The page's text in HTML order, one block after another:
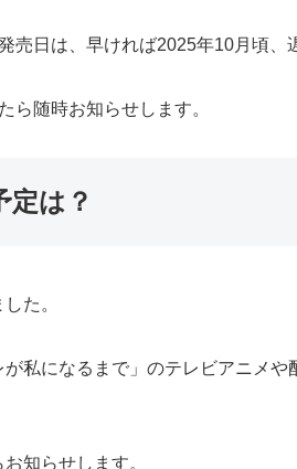
日は、早ければ2025年10月頃、
ら随時お知らせします。
定は？
た。
私になるまで」のテレビアニメ
知らせします。